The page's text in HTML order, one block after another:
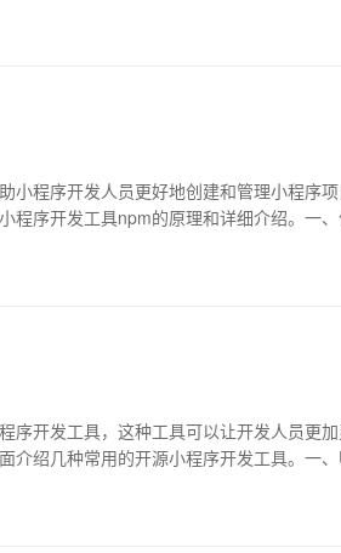
小程序开发人员更好地创建和管理小程序
程序开发工具npm的原理和详细介绍。一
N
序开发工具，这种工具可以让开发人员更
介绍几种常用的开源小程序开发工具。一